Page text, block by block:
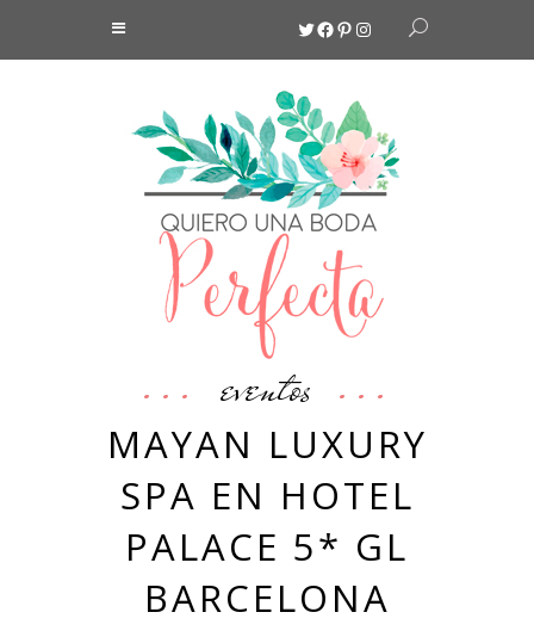
Twitter
Facebook
Pinterest
Instagram
eventos
MAYAN LUXURY
SPA EN HOTEL
PALACE 5* GL
BARCELONA